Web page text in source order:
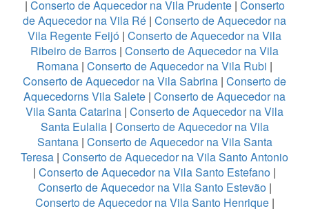
| Conserto de Aquecedor na Vila Prudente| Conserto
de Aquecedor na Vila Ré | Conserto de Aquecedor na
Vila Regente Feijó | Conserto de Aquecedor na Vila
Ribeiro de Barros | Conserto de Aquecedor na Vila
Romana | Conserto de Aquecedor na Vila Rubi |
Conserto de Aquecedor na Vila Sabrina | Conserto de
Aquecedorns Vila Salete | Conserto de Aquecedor na
Vila Santa Catarina | Conserto de Aquecedor na Vila
Santa Eulalia| Conserto de Aquecedor na Vila
Santana| Conserto de Aquecedor na Vila Santa
Teresa | Conserto de Aquecedor na Vila Santo Antonio
| Conserto de Aquecedor na Vila Santo Estefano |
Conserto de Aquecedor na Vila Santo Estevão|
Conserto de Aquecedor na Vila Santo Henrique|